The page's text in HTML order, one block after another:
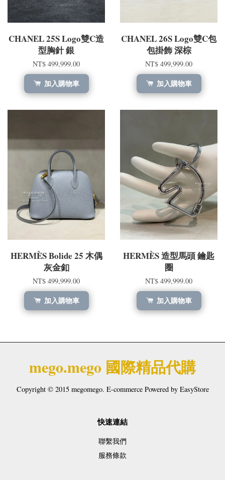
CHANEL 25S Logo雙C造
型胸針 銀
NT$ 499,999.00
加入購物車
CHANEL 26S Logo雙C包
包掛飾 深棕
NT$ 499,999.00
加入購物車
HERMÈS Bolide 25 木偶
灰金釦
NT$ 499,999.00
加入購物車
HERMÈS 造型馬頭 鑰匙
圈
NT$ 499,999.00
加入購物車
mego.mego 國際精品代購
Copyright © 2015 megomego. E-commerce Powered by EasyStore
快速連結
聯繫我們
服務條款